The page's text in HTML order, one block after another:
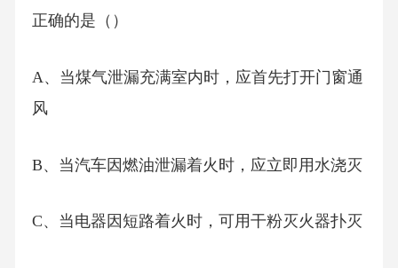
正确的是（）
A、当煤气泄漏充满室内时，应首先打开门窗通
风
B、当汽车因燃油泄漏着火时，应立即用水浇灭
C、当电器因短路着火时，可用干粉灭火器扑灭